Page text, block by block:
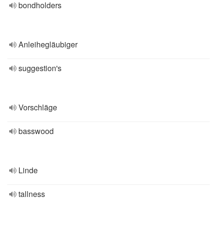
bondholders
Anleihegläubiger
suggestion's
Vorschläge
basswood
Linde
tallness